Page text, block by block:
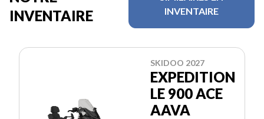
INVENTAIRE
INVENTAIRE
SKIDOO 2027
EXPEDITION
LE 900 ACE
AAVA